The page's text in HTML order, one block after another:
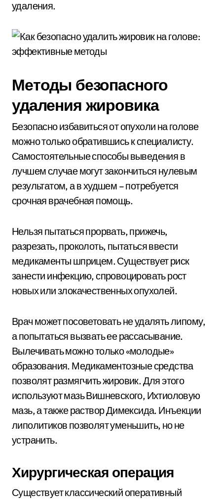
удаления.
Методы безопасного
удаления жировика
Безопасно избавиться от опухоли на голове
можно только обратившись к специалисту.
Самостоятельные способы выведения в
лучшем случае могут закончиться нулевым
результатом, а в худшем – потребуется
срочная врачебная помощь.
Нельзя пытаться прорвать, прижечь,
разрезать, проколоть, пытаться ввести
медикаменты шприцем. Существует риск
занести инфекцию, спровоцировать рост
новых или злокачественных опухолей.
Врач может посоветовать не удалять липому,
а попытаться вызвать ее рассасывание.
Вылечивать можно только «молодые»
образования. Медикаментозные средства
позволят размягчить жировик. Для этого
используют мазь Вишневского, Ихтиоловую
мазь, а также раствор Димексида. Инъекции
липолитиков позволят уменьшить, но не
устранить.
Хирургическая операция
Существует классический оперативный